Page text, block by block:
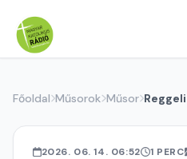
Főoldal Műsorok Műsor
2026. 06. 14. 06:52 1 PERC